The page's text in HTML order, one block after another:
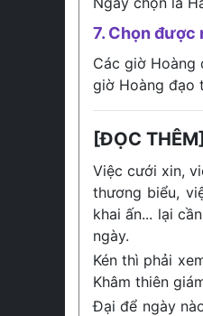
7. Chọn được
Các giờ Hoàng
giờ Hoàng đạo
[ĐỌC
Việc cưới xin,
thương biểu,
khai ấn... lại
ngày.
Kén thì phải
Khâm thiên
Đại để ngày